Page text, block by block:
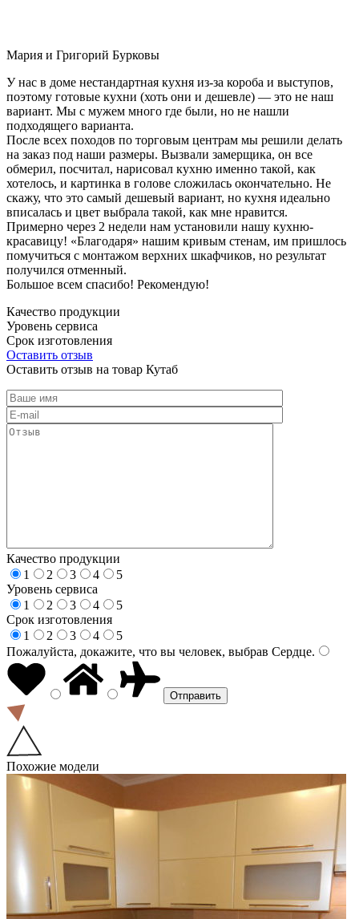
Мария и Григорий Бурковы
У нас в доме нестандартная кухня из-за короба и выступов,
поэтому готовые кухни (хоть они и дешевле) — это не наш
вариант. Мы с мужем много где были, но не нашли
подходящего варианта.
После всех походов по торговым центрам мы решили делать
на заказ под наши размеры. Вызвали замерщика, он все
обмерил, посчитал, нарисовал кухню именно такой, как
хотелось, и картинка в голове сложилась окончательно. Не
скажу, что это самый дешевый вариант, но кухня идеально
вписалась и цвет выбрала такой, как мне нравится.
Примерно через 2 недели нам установили нашу кухню-
красавицу! «Благодаря» нашим кривым стенам, им пришлось
помучиться с монтажом верхних шкафчиков, но результат
получился отменный.
Большое всем спасибо! Рекомендую!
Качество продукции
Уровень сервиса
Срок изготовления
Оставить отзыв
Оставить отзыв на товар Кутаб
Качество продукции
1
2 3 4
5
Уровень сервиса
1
2 3 4
5
Срок изготовления
1
2 3 4
5
Пожалуйста, докажите, что вы человек, выбрав Сердце.
Похожие модели